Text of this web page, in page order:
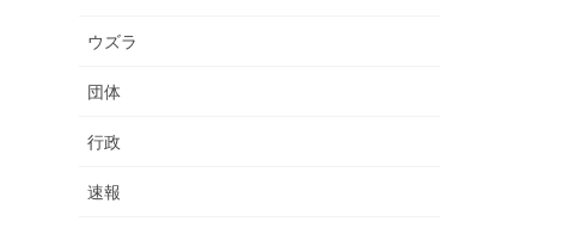
ウズラ
団体
行政
速報